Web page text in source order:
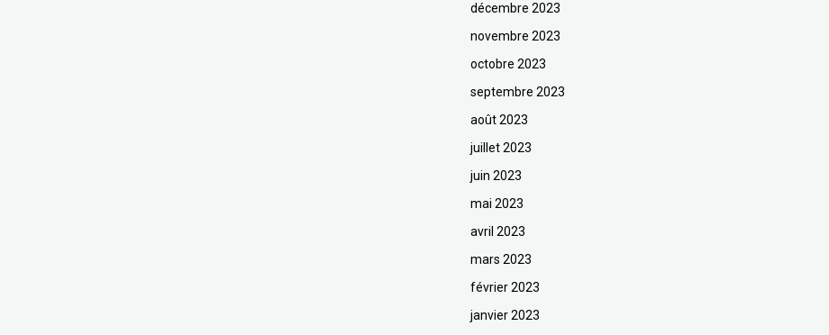
décembre 2023
novembre 2023
octobre 2023
septembre 2023
août 2023
juillet 2023
juin 2023
mai 2023
avril 2023
mars 2023
février 2023
janvier 2023